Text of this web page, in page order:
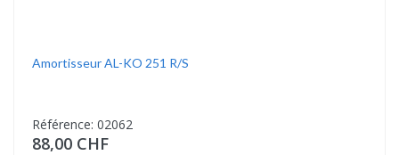
Amortisseur AL-KO 251 R/S
Référence: 02062
88,00 CHF